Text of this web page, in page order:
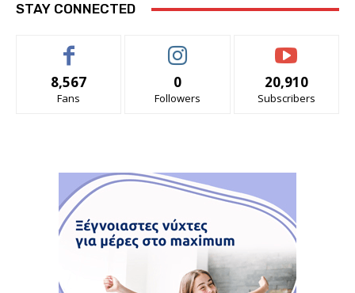
STAY CONNECTED
8,567
Fans
0
Followers
20,910
Subscribers